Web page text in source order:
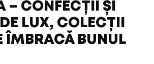
– CONFECȚII ȘI
LUX, COLECȚII
ÎMBRACĂ BUNUL